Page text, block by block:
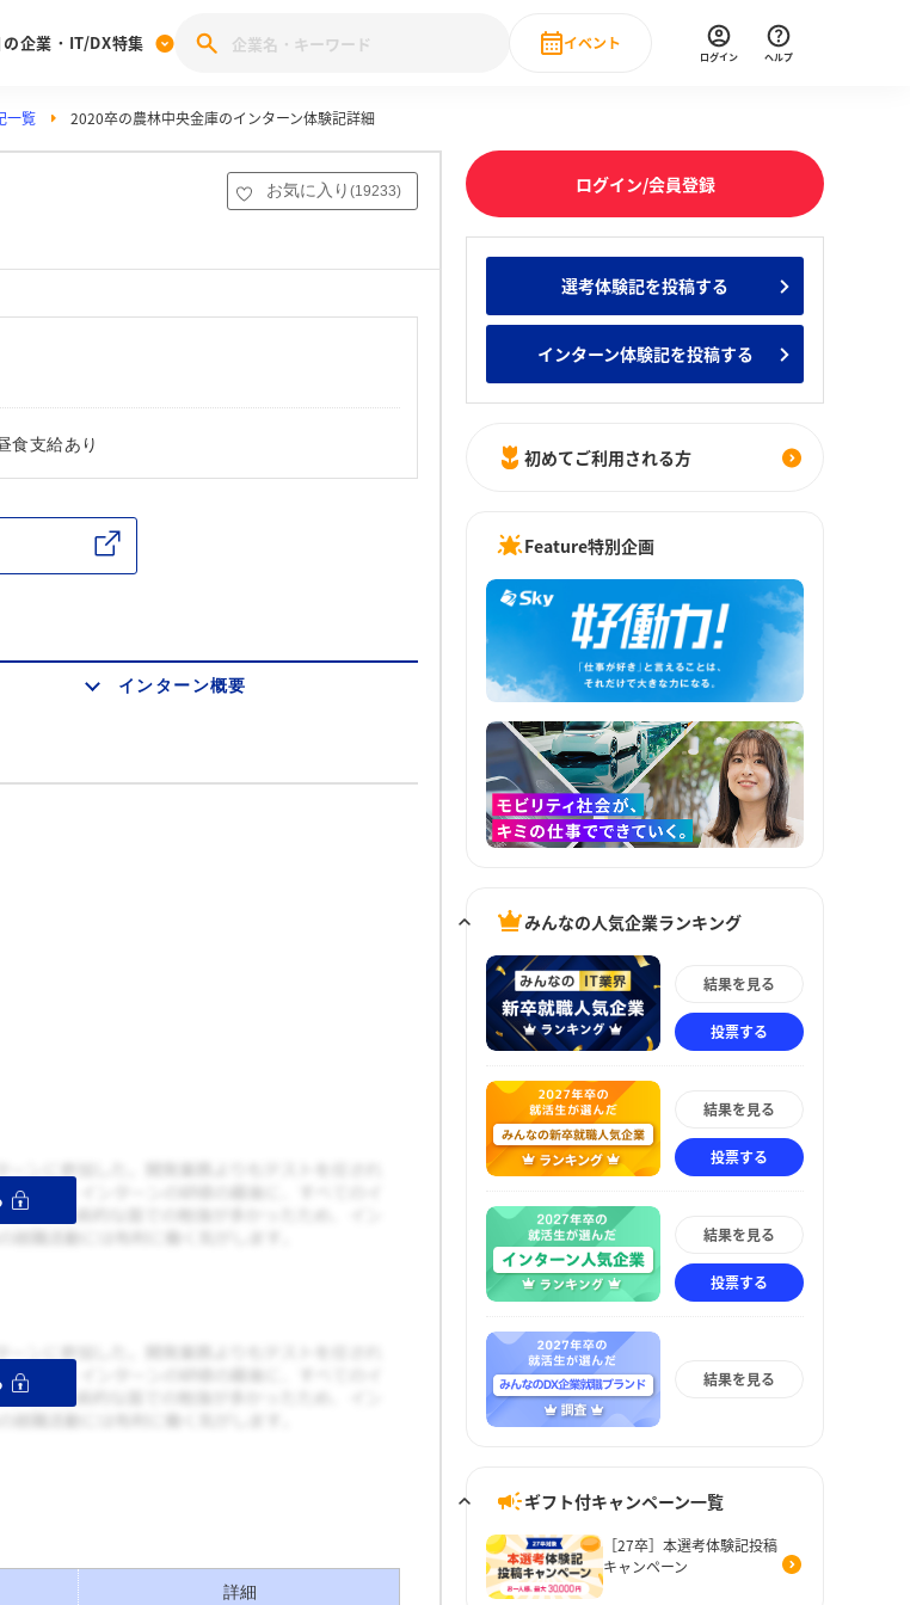
選考体験記投稿キャンペーン
DX企業就職ブランド調査
みんなの新卒就職人気企業ランキング みんなのインターン人気企業ランキ
企業・IT/DX特集
28卒 IT・DX現場社員インタビュー
イベント
直近のイベント一覧
ログイン ヘルプ
一覧 2020卒の農林中央金庫のインターン体験記詳細
お気に入り (19233)
食支給あり
インターン概要
詳細
ログイン/会員登録
選考体験記を投稿する
インターン体験記を投稿する
初めてご利用される方
Feature特別企画
みんなの人気企業ランキング
結果を見る
投票する
結果を見る
投票する
結果を見る
投票する
結果を見る
ギフト付キャンペーン一覧
［27卒］本選考体験記投稿
キャンペーン